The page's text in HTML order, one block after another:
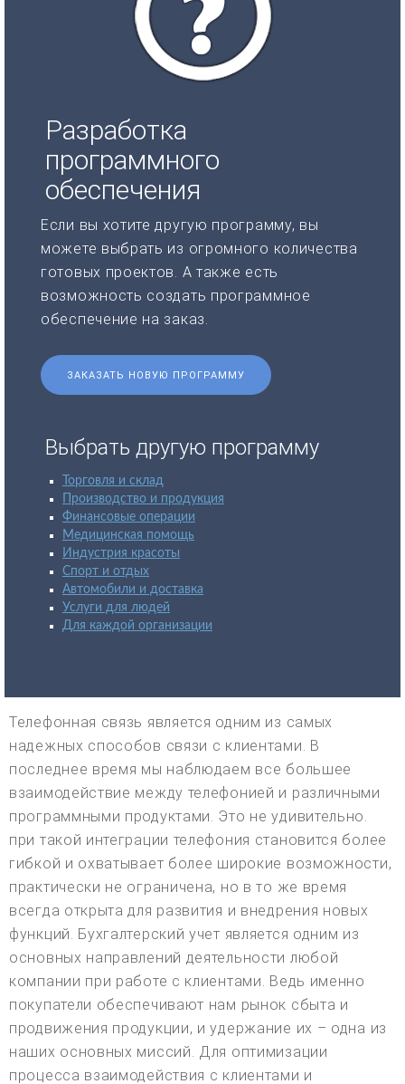
Разработка
программного
обеспечения
Если вы хотите другую программу, вы
можете выбрать из огромного количества
готовых проектов. А также есть
возможность создать программное
обеспечение на заказ.
ЗАКАЗАТЬ НОВУЮ ПРОГРАММУ
Выбрать другую программу
Торговля и склад
Производство и продукция
Финансовые операции
Медицинская помощь
Индустрия красоты
Спорт и отдых
Автомобили и доставка
Услуги для людей
Для каждой организации
Телефонная связь является одним из самых
надежных способов связи с клиентами. В
последнее время мы наблюдаем все большее
взаимодействие между телефонией и различными
программными продуктами. Это не удивительно.
при такой интеграции телефония становится более
гибкой и охватывает более широкие возможности,
практически не ограничена, но в то же время
всегда открыта для развития и внедрения новых
функций. Бухгалтерский учет является одним из
основных направлений деятельности любой
компании при работе с клиентами. Ведь именно
покупатели обеспечивают нам рынок сбыта и
продвижения продукции, и удержание их – одна из
наших основных миссий. Для оптимизации
процесса взаимодействия с клиентами и